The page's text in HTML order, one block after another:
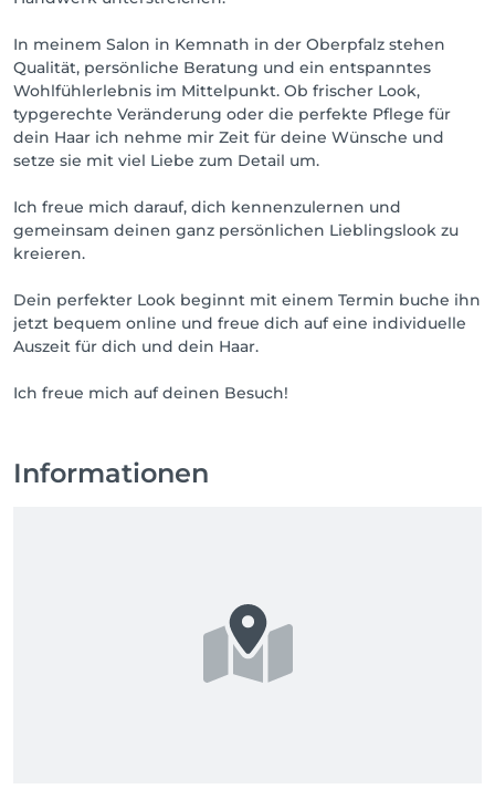
In meinem Salon in Kemnath in der Oberpfalz stehen
Qualität, persönliche Beratung und ein entspanntes
Wohlfühlerlebnis im Mittelpunkt. Ob frischer Look,
typgerechte Veränderung oder die perfekte Pflege für
dein Haar ich nehme mir Zeit für deine Wünsche und
setze sie mit viel Liebe zum Detail um.
Ich freue mich darauf, dich kennenzulernen und
gemeinsam deinen ganz persönlichen Lieblingslook zu
kreieren.
Dein perfekter Look beginnt mit einem Termin buche ihn
jetzt bequem online und freue dich auf eine individuelle
Auszeit für dich und dein Haar.
Ich freue mich auf deinen Besuch!
Informationen